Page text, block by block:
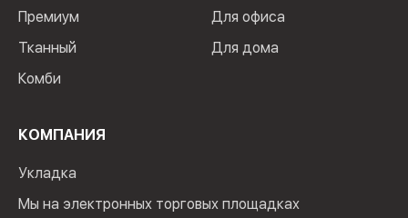
Премиум
Тканный
Комби
Для офиса
Для дома
КОМПАНИЯ
Укладка
Мы на электронных торговых площадках